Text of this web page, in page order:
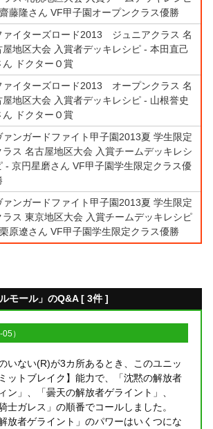
藤隆さん VF甲子園オープンクラス優勝
ァイターズロード2013 ジュニアクラス 名
屋地区大会 入賞者デッキレシピ - 本田直己
ん ドクターＯ賞
ァイターズロード2013 オープンクラス 名
屋地区大会 入賞者デッキレシピ - 山根誉史
ん ドクターＯ賞
ァンガードファイト甲子園2013夏 学生限定
ラス 名古屋地区大会 入賞チームデッキレシ
- 京円星磨さん VF甲子園学生限定クラス優
ァンガードファイト甲子園2013夏 学生限定
ラス 東京地区大会 入賞チームデッキレシピ
原遼さん VF甲子園学生限定クラス優勝
モール」のQ&A [ 3件 ]
）
いない(R)が3カ所あるとき、このユニッ
ットブレイク】能力で、「沈黙の解放者
ン」、「曇天の解放者ゲライント」、
士ガレス」の順番でコールしました。
放者ゲライント」のパワーはいくつにな